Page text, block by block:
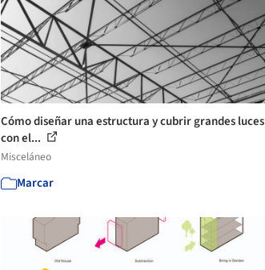
Cómo diseñar una estructura y cubrir grandes luces
con el...
Misceláneo
Marcar